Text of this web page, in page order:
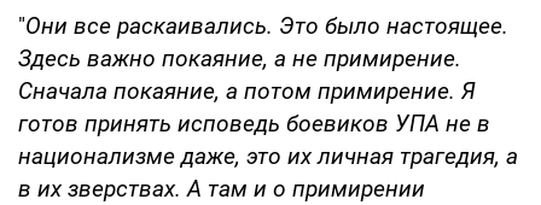
"Они все раскаивались. Это было настоящее.
Здесь важно покаяние, а не примирение.
Сначала покаяние, а потом примирение. Я
готов принять исповедь боевиков УПА не в
национализме даже, это их личная трагедия, а
в их зверствах. А там и о примирении